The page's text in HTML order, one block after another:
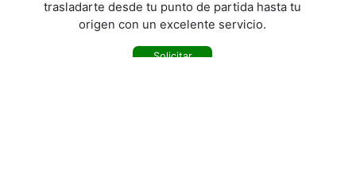
trasladarte desde tu punto de partida hasta tu
origen con un excelente servicio.
Solicitar